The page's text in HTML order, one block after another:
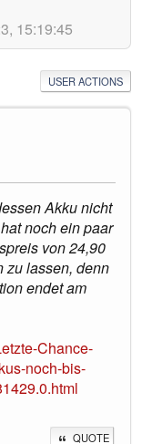
15:19:45
USER ACTIONS
Akku nicht
noch ein paar
von 24,90
zu lassen, denn
endet am
Chance-
noch-bis-
QUOTE